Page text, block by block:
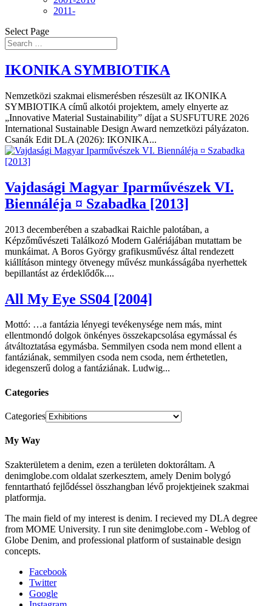
2011-
Select Page
IKONIKA SYMBIOTIKA
Nemzetközi szakmai elismerésben részesült az IKONIKA
SYMBIOTIKA című alkotói projektem, amely elnyerte az
„Innovative Material Sustainability” díjat a SUSFUTURE 2026
International Sustainable Design Award nemzetközi pályázaton.
Csanák Edit DLA (2026): IKONIKA...
Vajdasági Magyar Iparművészek VI.
Biennáléja ¤ Szabadka [2013]
2013 decemberében a szabadkai Raichle palotában, a
Képzőművészeti Találkozó Modern Galériájában mutattam be
munkáimat. A Boros György grafikusművész által rendezett
kiállításon mintegy ötvenegy művész munkásságába nyerhettek
bepillantást az érdeklődők....
All My Eye SS04 [2004]
Mottó: …a fantázia lényegi tevékenysége nem más, mint
ellentmondó dolgok önkényes összekapcsolása egymással és
átváltoztatása egymásba. Semmilyen csoda nem mond ellent a
fantáziának, semmilyen csoda nem csoda, nem érthetetlen,
idegenszerű dolog a fantáziának. Ludwig...
Categories
Categories
My Way
Szakterületem a denim, ezen a területen doktoráltam. A
denimglobe.com oldalat szerkesztem, amely Denim bolygó
fenntartható fejlődéssel összhangban lévő projektjeinek szakmai
platformja.
The main field of my interest is denim. I recieved my DLA degree
from MOME University. I run site denimglobe.com - Weblog of
Globe Denim, and professional platform of sustainable design
concepts.
Facebook
Twitter
Google